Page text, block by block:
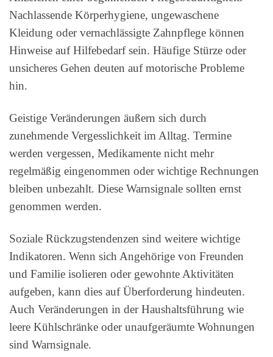
Nachlassende Körperhygiene, ungewaschene
Kleidung oder vernachlässigte Zahnpflege können
Hinweise auf Hilfebedarf sein. Häufige Stürze oder
unsicheres Gehen deuten auf motorische Probleme
hin.
Geistige Veränderungen äußern sich durch
zunehmende Vergesslichkeit im Alltag. Termine
werden vergessen, Medikamente nicht mehr
regelmäßig eingenommen oder wichtige Rechnungen
bleiben unbezahlt. Diese Warnsignale sollten ernst
genommen werden.
Soziale Rückzugstendenzen sind weitere wichtige
Indikatoren. Wenn sich Angehörige von Freunden
und Familie isolieren oder gewohnte Aktivitäten
aufgeben, kann dies auf Überforderung hindeuten.
Auch Veränderungen in der Haushaltsführung wie
leere Kühlschränke oder unaufgeräumte Wohnungen
sind Warnsignale.